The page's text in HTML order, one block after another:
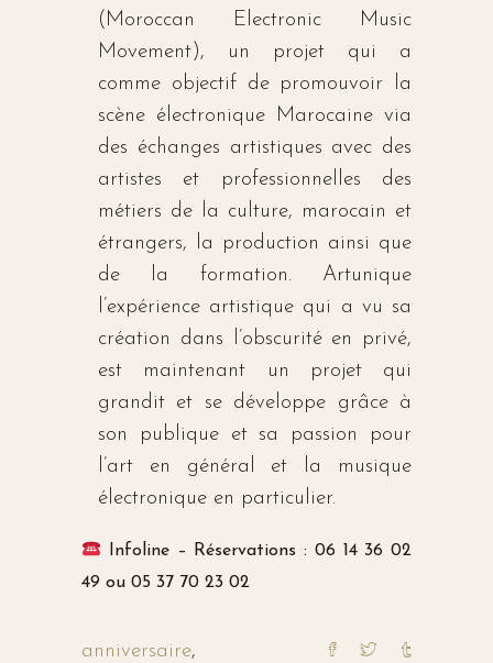
(Moroccan Electronic Music
Movement), un projet qui a
comme objectif de promouvoir la
scène électronique Marocaine via
des échanges artistiques avec des
artistes et professionnelles des
métiers de la culture, marocain et
étrangers, la production ainsi que
de la formation. Artunique
l’expérience artistique qui a vu sa
création dans l’obscurité en privé,
est maintenant un projet qui
grandit et se développe grâce à
son publique et sa passion pour
l’art en général et la musique
électronique en particulier.
Infoline – Réservations : 06 14 36 02
49 ou 05 37 70 23 02
anniversaire,